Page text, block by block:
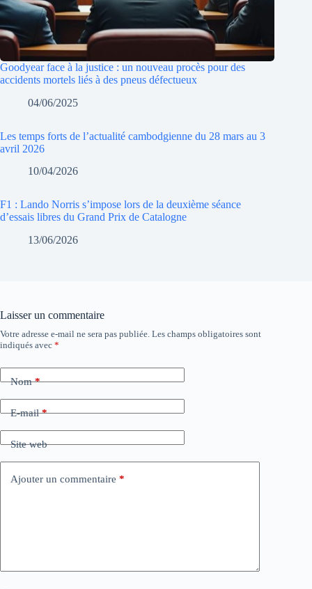
Goodyear face à la justice : un nouveau procès pour des
accidents mortels liés à des pneus défectueux
04/06/2025
Les temps forts de l’actualité cambodgienne du 28 mars au 3
avril 2026
10/04/2026
F1 : Lando Norris s’impose lors de la deuxième séance
d’essais libres du Grand Prix de Catalogne
13/06/2026
Laisser un commentaire
Votre adresse e-mail ne sera pas publiée. Les champs obligatoires sont
indiqués avec *
Nom*
E-mail*
Site web
Ajouter un commentaire *